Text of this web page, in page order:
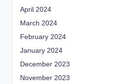
April 2024
March 2024
February 2024
January 2024
December 2023
November 2023